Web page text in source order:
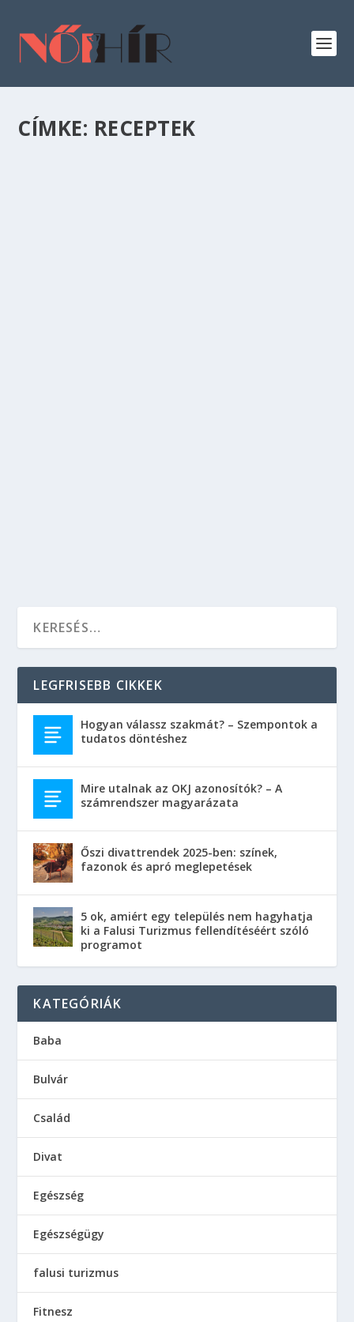
CÍMKE: RECEPTEK
LEGFRISEBB CIKKEK
Hogyan válassz szakmát? – Szempontok a
tudatos döntéshez
Mire utalnak az OKJ azonosítók? – A
számrendszer magyarázata
Őszi divattrendek 2025-ben: színek,
fazonok és apró meglepetések
5 ok, amiért egy település nem hagyhatja
ki a Falusi Turizmus fellendítéséért szóló
programot
KATEGÓRIÁK
Baba
Bulvár
Család
Divat
Egészség
Egészségügy
falusi turizmus
Fitnesz